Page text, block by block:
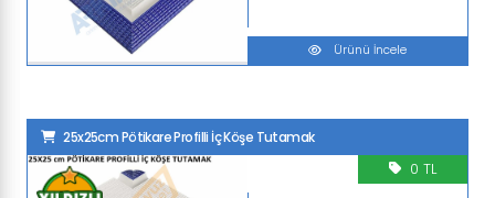
Ürünü İncele
25x25cm Pötikare Profilli İç Köşe Tutamak
0 TL